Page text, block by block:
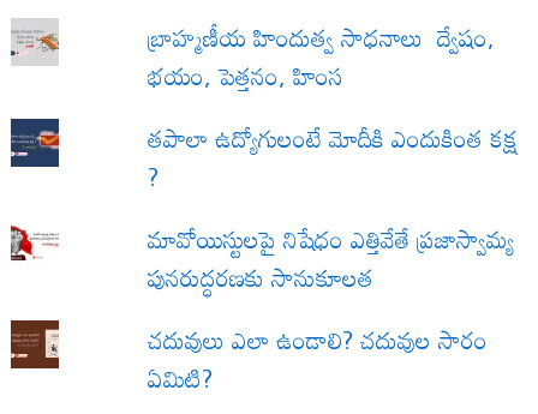
బ్రాహ్మణీయ హిందుత్వ సాధనాలు ద్వేషం,
భయం, పెత్తనం, హింస
త‌పాలా ఉద్యోగులంటే మోదీకి ఎందుకింత కక్ష
?
మావోయిస్టులపై నిషేధం ఎత్తివేతే ప్రజాస్వామ్య
పునరుద్ధరణకు సానుకూలత
చదువులు ఎలా ఉండాలి? చదువుల సారం
ఏమిటి?